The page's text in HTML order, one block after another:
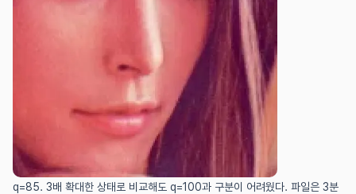
q=85. 3배 확대한 상태로 비교해도 q=100과 구분이 어려웠다. 파일은 3분